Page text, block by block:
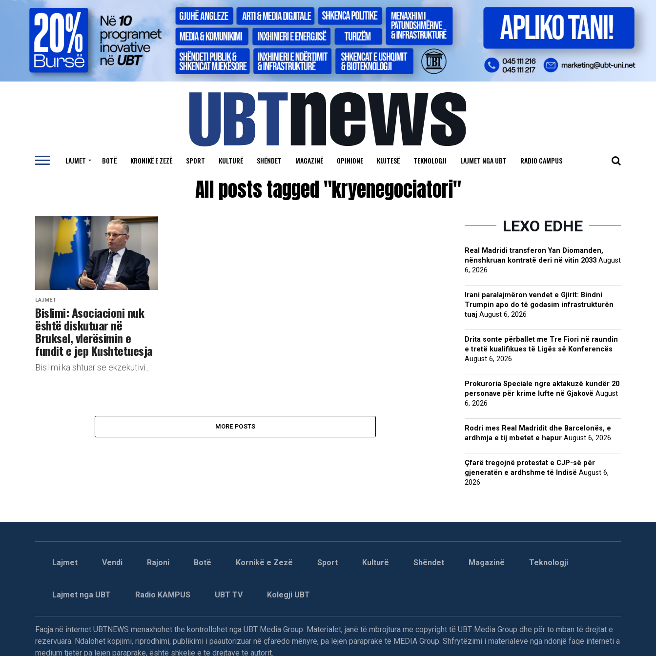
LAJMET BOTË KRONIKË E ZEZË SPORT KULTURË SHËNDET MAGAZINË OPINIONE KUJTESË TEKNOLOGJI LAJMET NGA UBT RADIO CAMPUS
All posts tagged "kryenegociatori"
LAJMET
​Bislimi: Asociacioni nuk
është diskutuar në
Bruksel, vlerësimin e
fundit e jep Kushtetuesja
Bislimi ka shtuar se ekzekutivi...
MORE POSTS
LEXO EDHE
Real Madridi transferon Yan Diomanden,
nënshkruan kontratë deri në vitin 2033 August
6, 2026
Irani paralajmëron vendet e Gjirit: Bindni
Trumpin apo do të godasim infrastrukturën
tuaj August 6, 2026
Drita sonte përballet me Tre Fiori në raundin
e tretë kualifikues të Ligës së Konferencës
August 6, 2026
Prokuroria Speciale ngre aktakuzë kundër 20
personave për krime lufte në Gjakovë August
6, 2026
Rodri mes Real Madridit dhe Barcelonës, e
ardhmja e tij mbetet e hapur August 6, 2026
Çfarë tregojnë protestat e CJP-së për
gjeneratën e ardhshme të Indisë August 6,
2026
Lajmet Vendi Rajoni Botë Kornikë e Zezë Sport Kulturë Shëndet Magazinë Teknologji
Lajmet nga UBT Radio KAMPUS UBT TV Kolegji UBT
Faqja në internet UBTNEWS menaxhohet the kontrollohet nga UBT Media Group. Materialet, janë të mbrojtura me copyright të UBT Media Group dhe për to mban të drejtat e
rezervuara. Ndalohet kopjimi, riprodhimi, publikimi i paautorizuar në çfarëdo mënyre, pa lejen paraprake të MEDIA Group. Shfrytëzimi i materialeve nga ndonjë faqe interneti a
medium tjetër pa lejen paraprake, është shkelje e të drejtave të autorit.